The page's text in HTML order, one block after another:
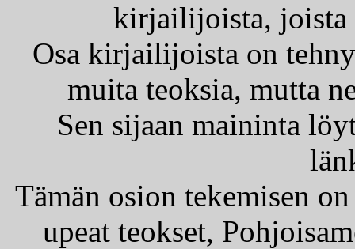
kirjailijoista,
Osa kirjailijoista on
muita teoksia, mutta
Sen sijaan maininta
Tämän osion tekemisen
upeat teokset,